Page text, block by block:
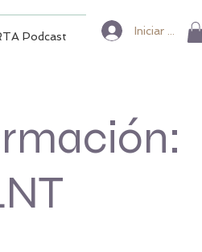
Podcast Iniciar sesión